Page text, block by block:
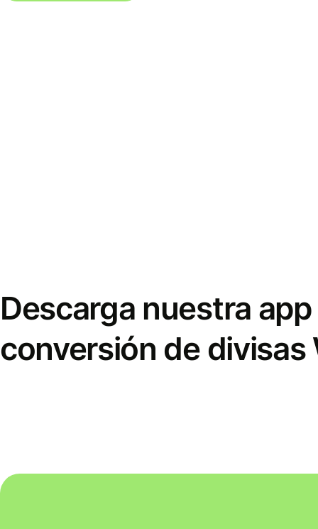
Descarga nuestra
conversión de divisas